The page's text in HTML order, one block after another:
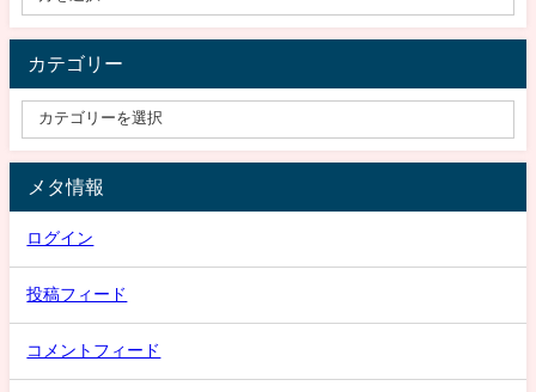
カテゴリー
メタ情報
ログイン
投稿フィード
コメントフィード